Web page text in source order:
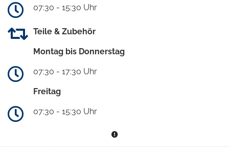
07:30 - 15:30 Uhr
Teile & Zubehör
Montag bis Donnerstag
07:30 - 17:30 Uhr
Freitag
07:30 - 15:30 Uhr